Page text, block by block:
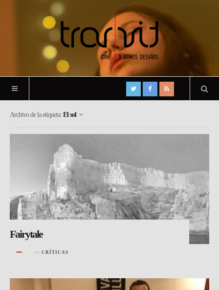
Archivo de la etiqueta: El sol
Fairytale
en CRÍTICAS